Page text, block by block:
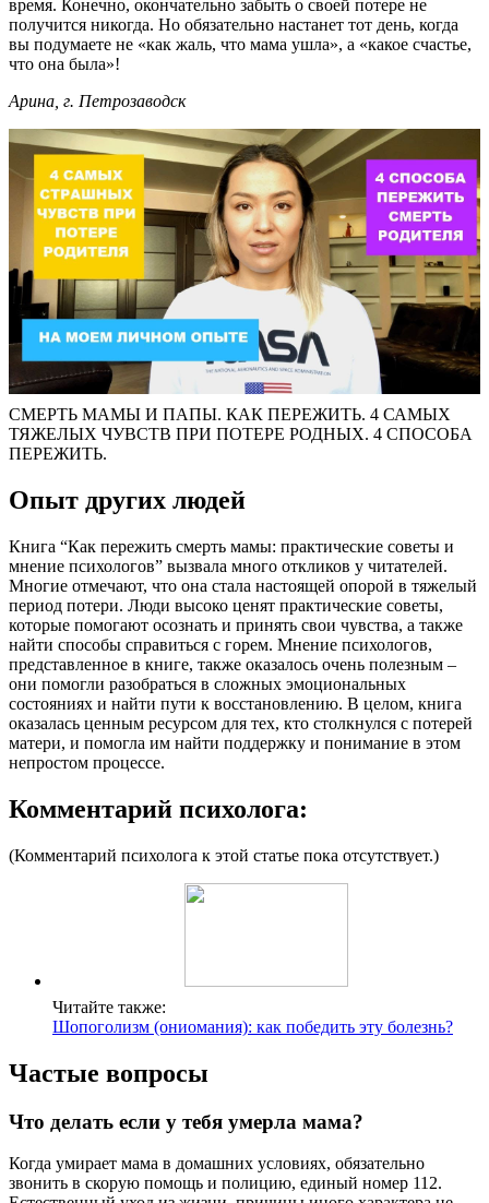
время. Конечно, окончательно забыть о своей потере не
получится никогда. Но обязательно настанет тот день, когда
вы подумаете не «как жаль, что мама ушла», а «какое счастье,
что она была»!
Арина, г. Петрозаводск
СМЕРТЬ МАМЫ И ПАПЫ. КАК ПЕРЕЖИТЬ. 4 САМЫХ
ТЯЖЕЛЫХ ЧУВСТВ ПРИ ПОТЕРЕ РОДНЫХ. 4 СПОСОБА
ПЕРЕЖИТЬ.
Опыт других людей
Книга “Как пережить смерть мамы: практические советы и
мнение психологов” вызвала много откликов у читателей.
Многие отмечают, что она стала настоящей опорой в тяжелый
период потери. Люди высоко ценят практические советы,
которые помогают осознать и принять свои чувства, а также
найти способы справиться с горем. Мнение психологов,
представленное в книге, также оказалось очень полезным –
они помогли разобраться в сложных эмоциональных
состояниях и найти пути к восстановлению. В целом, книга
оказалась ценным ресурсом для тех, кто столкнулся с потерей
матери, и помогла им найти поддержку и понимание в этом
непростом процессе.
Комментарий психолога:
(Комментарий психолога к этой статье пока отсутствует.)
Читайте также:
Шопоголизм (ониомания): как победить эту болезнь?
Частые вопросы
Что делать если у тебя умерла мама?
Когда умирает мама в домашних условиях, обязательно
звонить в скорую помощь и полицию, единый номер 112.